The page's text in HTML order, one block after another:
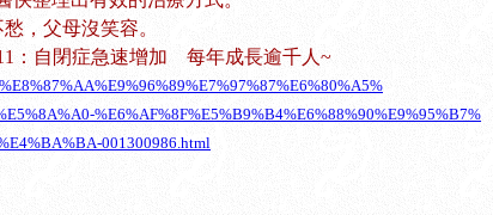
，父母沒笑容。
：自閉症急速增加 每年成長逾千人~
%E6%AF%8F%E5%B9%B4%E6%88%90%E9%95%B7%
001300986.html